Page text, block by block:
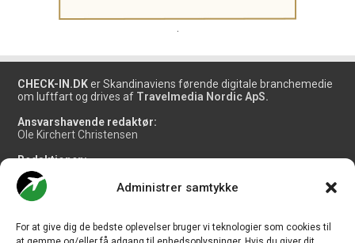
Administrer samtykke
For at give dig de bedste oplevelser bruger vi teknologier som cookies til
CHECK-IN.DK er Skandinaviens førende digitale branchemedie
om luftfart og drives af Travelmedia Nordic ApS.
Ansvarshavende redaktør:
Ole Kirchert Christensen
Redaktionen:
Christian Granhøj Skouboe
Henrik Baumgarten
Danny Longhi Andreasen
Salg og jobannoncer: